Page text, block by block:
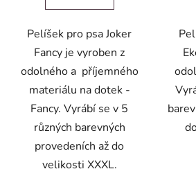
Pelíšek pro psa Joker
Fancy je vyroben z
odolného a příjemného
materiálu na dotek -
Fancy. Vyrábí se v 5
různých barevných
provedeních až do
velikosti XXXL.